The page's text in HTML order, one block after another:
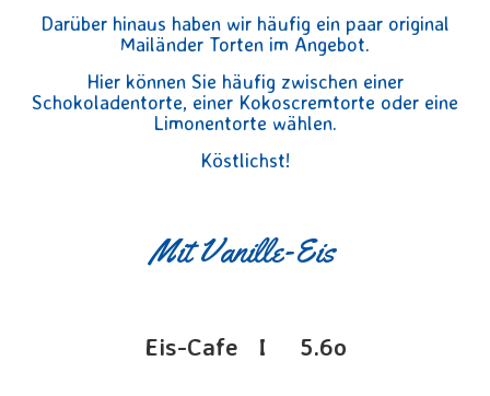
Darüber hinaus haben wir häufig ein paar original
Mailänder Torten im Angebot.
Hier können Sie häufig zwischen einer
Schokoladentorte, einer Kokoscremtorte oder eine
Limonentorte wählen.
Köstlichst!
Mit Vanille-Eis
Eis-Cafe I 5.6o